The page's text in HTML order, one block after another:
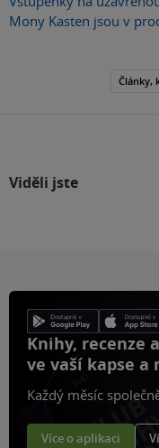
Mony Kasten jsou v
Články,
Viděli jste
Knihy, recenze
ve vaší kapse a
Každý měsíc
Více o aplikaci